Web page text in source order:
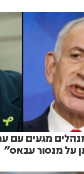
מגעים עם
על מנסור עבאס"